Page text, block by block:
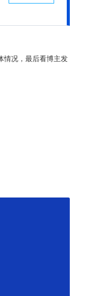
情况，最后看博主发